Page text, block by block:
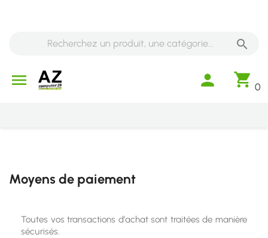

 shopping_cart 0
person
Moyens de paiement
Toutes vos transactions d’achat sont traitées de manière
sécurisés.